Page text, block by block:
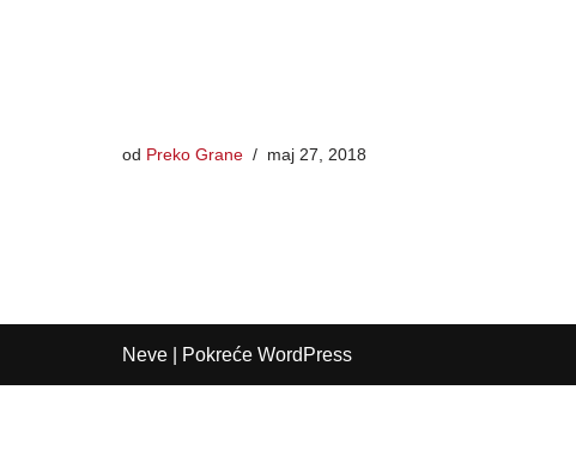
od Preko Grane maj 27, 2018
Neve | Pokreće WordPress